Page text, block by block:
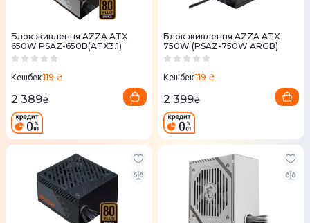
Блок живлення AZZA ATX
650W PSAZ-650B(ATX3.1)
Кешбек119 ₴
2 389₴
Блок живлення AZZA ATX
750W (PSAZ-750W ARGB)
Кешбек119 ₴
2 399₴